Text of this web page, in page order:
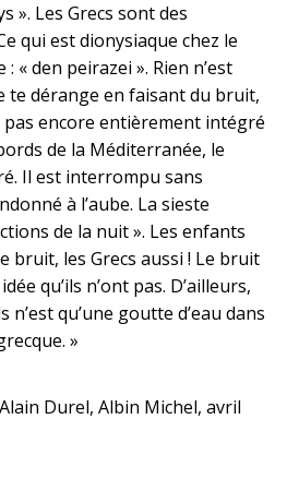
». Les Grecs sont des
qui est dionysiaque chez le
: « den peirazei ». Rien n’est
te dérange en faisant du bruit,
pas encore entièrement intégré
de la Méditerranée, le
Il est interrompu sans
à l’aube. La sieste
de la nuit ». Les enfants
bruit, les Grecs aussi ! Le bruit
qu’ils n’ont pas. D’ailleurs,
qu’une goutte d’eau dans
»
Durel, Albin Michel, avril